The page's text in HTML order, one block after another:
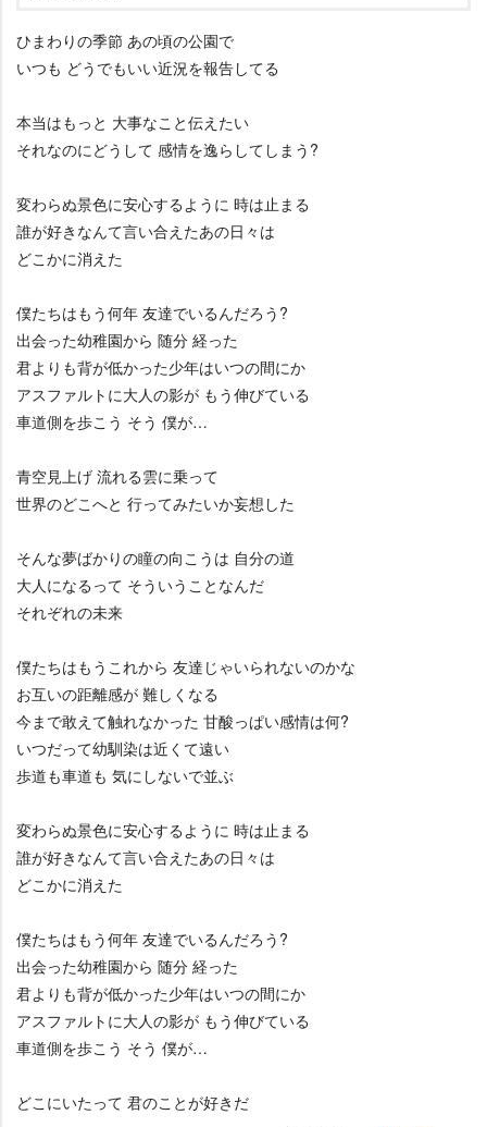
ひまわりの季節 あの頃の公園で
いつも どうでもいい近況を報告してる
本当はもっと 大事なこと伝えたい
それなのにどうして 感情を逸らしてしまう?
変わらぬ景色に安心するように 時は止まる
誰が好きなんて言い合えたあの日々は
どこかに消えた
僕たちはもう何年 友達でいるんだろう?
出会った幼稚園から 随分 経った
君よりも背が低かった少年はいつの間にか
アスファルトに大人の影が もう伸びている
車道側を歩こう そう 僕が…
青空見上げ 流れる雲に乗って
世界のどこへと 行ってみたいか妄想した
そんな夢ばかりの瞳の向こうは 自分の道
大人になるって そういうことなんだ
それぞれの未来
僕たちはもうこれから 友達じゃいられないのかな
お互いの距離感が 難しくなる
今まで敢えて触れなかった 甘酸っぱい感情は何?
いつだって幼馴染は近くて遠い
歩道も車道も 気にしないで並ぶ
変わらぬ景色に安心するように 時は止まる
誰が好きなんて言い合えたあの日々は
どこかに消えた
僕たちはもう何年 友達でいるんだろう?
出会った幼稚園から 随分 経った
君よりも背が低かった少年はいつの間にか
アスファルトに大人の影が もう伸びている
車道側を歩こう そう 僕が…
どこにいたって 君のことが好きだ